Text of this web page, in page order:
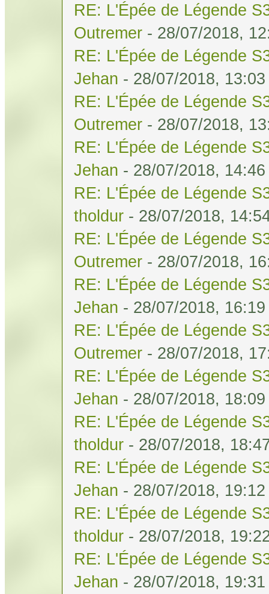
RE: L'Épée de Légende
Outremer - 28/07/2018,
RE: L'Épée de Légende
Jehan - 28/07/2018, 13:03
RE: L'Épée de Légende
Outremer - 28/07/2018,
RE: L'Épée de Légende
Jehan - 28/07/2018, 14:46
RE: L'Épée de Légende
tholdur - 28/07/2018,
RE: L'Épée de Légende
Outremer - 28/07/2018,
RE: L'Épée de Légende
Jehan - 28/07/2018, 16:19
RE: L'Épée de Légende
Outremer - 28/07/2018,
RE: L'Épée de Légende
Jehan - 28/07/2018, 18:09
RE: L'Épée de Légende
tholdur - 28/07/2018,
RE: L'Épée de Légende
Jehan - 28/07/2018, 19:12
RE: L'Épée de Légende
tholdur - 28/07/2018,
RE: L'Épée de Légende
Jehan - 28/07/2018, 19:31